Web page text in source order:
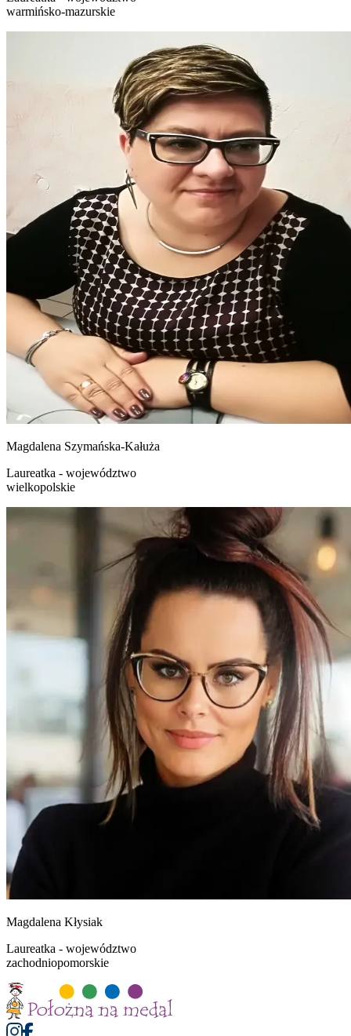
warmińsko-mazurskie
Magdalena Szymańska-Kałuża
Laureatka - województwo
wielkopolskie
Magdalena Kłysiak
Laureatka - województwo
zachodniopomorskie